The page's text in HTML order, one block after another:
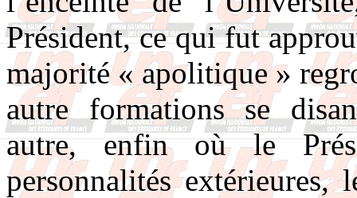
Président, ce qui fut
majorité « apolitique »
autre formations se
autre, enfin où le
personnalités extérieures,